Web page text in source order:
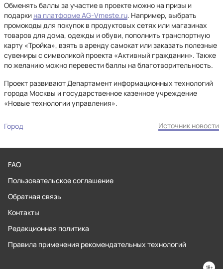
Обменять баллы за участие в проекте можно на призы и
подарки на платформе AG-Vmeste.ru. Например, выбрать
промокоды для покупок в продуктовых сетях или магазинах
товаров для дома, одежды и обуви, пополнить транспортную
карту «Тройка», взять в аренду самокат или заказать полезные
сувениры с символикой проекта «Активный гражданин». Также
по желанию можно перевести баллы на благотворительность.
Проект развивают Департамент информационных технологий
города Москвы и государственное казенное учреждение
«Новые технологии управления».
Город Источник новости
FAQ
Пользовательское соглашение
Обратная связь
Контакты
Редакционная политика
Правила применения рекомендательных технологий